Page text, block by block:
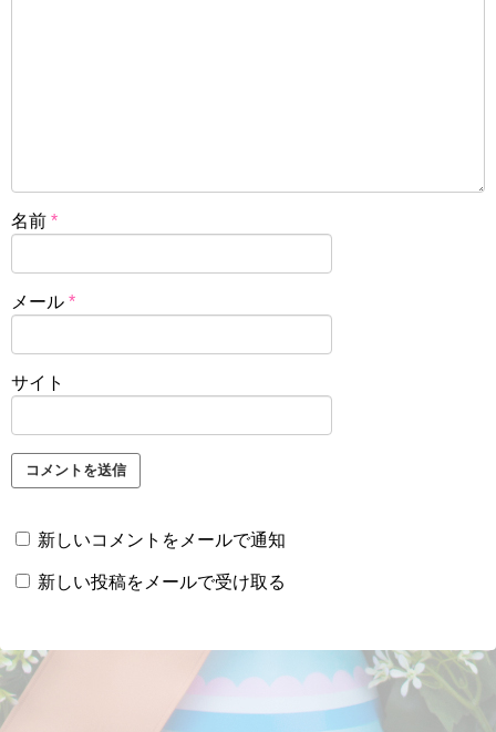
名前 *
メール *
サイト
新しいコメントをメールで通知
新しい投稿をメールで受け取る